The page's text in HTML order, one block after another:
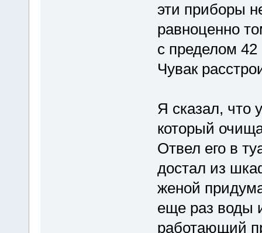
эти приборы
равноценно
с пределом 42
Чувак
Я сказал, что
который
Отвел его в
достал из
женой
еще раз воды
работающий